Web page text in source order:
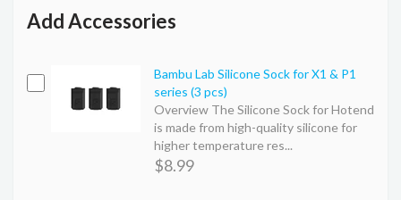
Add Accessories
Bambu Lab Silicone Sock for X1 & P1
series (3 pcs)
Overview The Silicone Sock for Hotend
is made from high-quality silicone for
higher temperature res...
$8.99